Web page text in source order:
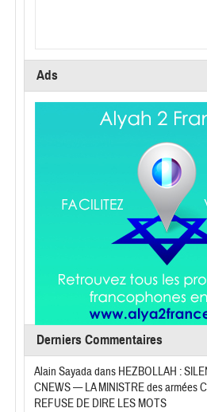
Ads
Derniers Commentaires
Alain Sayadadans HEZBOLLAH :
CNEWS — LA MINISTRE des armées
REFUSE DE DIRE LES MOTS